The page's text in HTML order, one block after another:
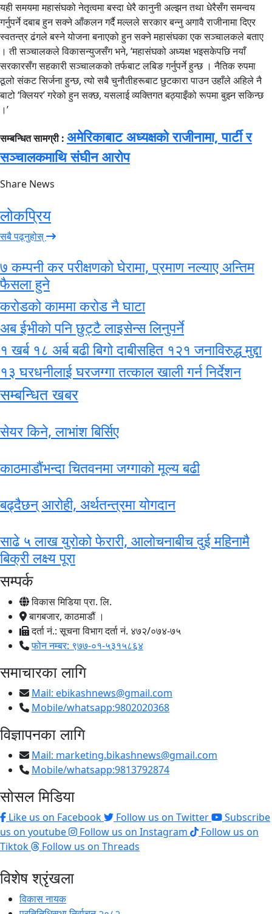
यही समयमा महासंघको नेतृत्वमा बस्दा धेरै कानुनी अल्झन तथा धेरैसँग समन्वय
गर्नुपर्ने दबाब हुन सक्ने आँकलन गर्दै मल्लले सरकार बन्नु अगावै राजीनामा दिएर
स्वतन्त्र ढंगले बस्ने योजना बनाएको हुन सक्ने महासंघका एक सञ्चालकले बताए
। ती सञ्चालकले विकासन्युजसँग भने, ‘महासंघको अध्यक्ष भइसकेपछि नयाँ
सरकारसँग सहकारी सञ्चालकको तर्फबाट लबिङ गर्नुपर्ने हुन्छ । नैतिक रुपमा
ठूलो संकट सिर्जना हुन्छ, त्यो सबै चुनौतीहरूबाट छुटकारा पाउन उहाँले अहिले नै
बाटो ‘क्लियर’ गरेको हुन सक्छ, यसलाई व्यक्तिगत बठ्याइँको रूपमा बुझ्न सकिन्छ
।’
सम्बन्धित सामग्री : अमेरिकाबाट अध्यक्षको राजीनामा, पार्टी र
सञ्चालकमाथि संघीन आरोप
Share News
लोकप्रिय
सबै पढ्नुहोस्
७ कम्पनी कर परीक्षणको घेरामा, प्रमाण नल्याए अन्तिम
फैसला हुने
करोडको काममा करोड नै घाटा
अब ईभीको पनि छुट्टै लाइसेन्स लिनुपर्ने
१ खर्ब १८ अर्ब बढी बिगो दाबीसहित १२१ जनाविरुद्ध मुद्दा
१३ घरधनीलाई घरजग्गा तत्काल खाली गर्न निर्देशन
सम्बन्धित खबर
सेयर किने, लाभांश बिर्सिए
काठमाडौंभन्दा चितवनमा जग्गाको मूल्य बढी
बढ्दैछन् आरोही, अर्थतन्त्रमा योगदान
साढे ५ लाख युरोको फेरारी, आलोचनाबीच दुई महिनामै
बिक्री लक्ष्य पूरा
सम्पर्क
विकास मिडिया प्रा. लि.
बागबजार, काठमाडौं ।
दर्ता नं.: सूचना विभाग दर्ता नं. ४७२/०७४-७५
फोन नम्बर: ९७७-०१-५३१५८६४
समाचारका लागि
Mail: ebikashnews@gmail.com
Mobile/whatsapp:9802020368
विज्ञापनका लागि
Mail: marketing.bikashnews@gmail.com
Mobile/whatsapp:9813792874
सोसल मिडिया
Like us on Facebook Follow us on Twitter
Subscribe
us on youtube
Follow us on Instagram
Follow us on
Tiktok
Follow us on Threads
विशेष श्रृंखला
विकास नायक